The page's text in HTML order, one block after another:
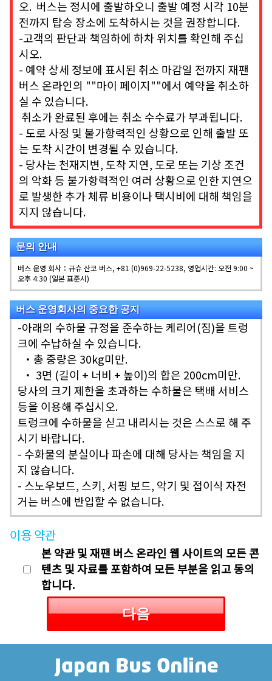
오. 버스는 정시에 출발하오니 출발 예정 시각 10분
전까지 탑승 장소에 도착하시는 것을 권장합니다.
-고객의 판단과 책임하에 하차 위치를 확인해 주십
시오.
- 예약 상세 정보에 표시된 취소 마감일 전까지 재팬
버스 온라인의 ""마이 페이지""에서 예약을 취소하
실 수 있습니다.
취소가 완료된 후에는 취소 수수료가 부과됩니다.
- 도로 사정 및 불가항력적인 상황으로 인해 출발 또
는 도착 시간이 변경될 수 있습니다.
- 당사는 천재지변, 도착 지연, 도로 또는 기상 조건
의 악화 등 불가항력적인 여러 상황으로 인한 지연으
로 발생한 추가 체류 비용이나 택시비에 대해 책임을
지지 않습니다.
문의 안내
버스 운영 회사：규슈 산코 버스, +81 (0)969-22-5238, 영업시간: 오전 9:00 ~
오후 4:30 (일본 표준시)
버스 운영회사의 중요한 공지
-아래의 수하물 규정을 준수하는 케리어(짐)을 트렁
크에 수납하실 수 있습니다.
・총 중량은 30kg미만.
・ 3면 (길이 + 너비 + 높이)의 합은 200cm미만.
당사의 크기 제한을 초과하는 수하물은 택배 서비스
등을 이용해 주십시오.
트렁크에 수하물을 싣고 내리시는 것은 스스로 해 주
시기 바랍니다.
- 수화물의 분실이나 파손에 대해 당사는 책임을 지
지 않습니다.
- 스노우보드, 스키, 서핑 보드, 악기 및 접이식 자전
거는 버스에 반입할 수 없습니다.
이용 약관
본 약관 및 재팬 버스 온라인 웹 사이트의 모든 콘
텐츠 및 자료를 포함하여 모든 부분을 읽고 동의
합니다.
다음